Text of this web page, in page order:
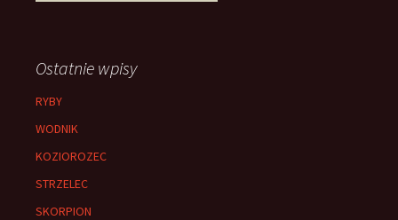
Ostatnie wpisy
RYBY
WODNIK
KOZIOROZEC
STRZELEC
SKORPION